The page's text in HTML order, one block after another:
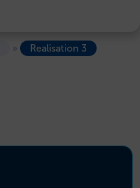
» Realisation 3